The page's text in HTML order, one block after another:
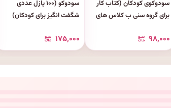
سودوکوی کودکان (کتاب کار
برای گروه سنی ب کلاس های
۹۸٬۰۰۰
سودوکو (۱۰۰ پازل عددی
شگفت انگیز برای کودکان)
۱۷۵٬۰۰۰